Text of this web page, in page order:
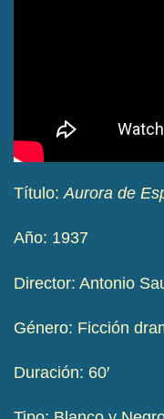
Título:Aurora de
Año: 1937
Director: Antonio
Género: Ficción
Duración: 60′